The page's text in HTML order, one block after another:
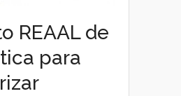
REAAL de
para